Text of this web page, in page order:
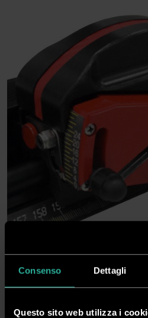
Consenso Dettagli
Questo sito web utilizza i
Portalame taglio